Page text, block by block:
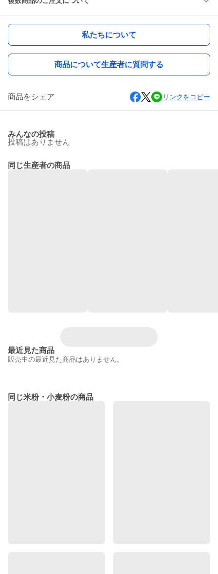
私たちについて
商品について生産者に質問する
商品をシェア リンクをコピー
みんなの投稿
投稿はありません
同じ生産者の商品
最近見た商品
販売中の最近見た商品はありません。
同じ米粉・小麦粉の商品